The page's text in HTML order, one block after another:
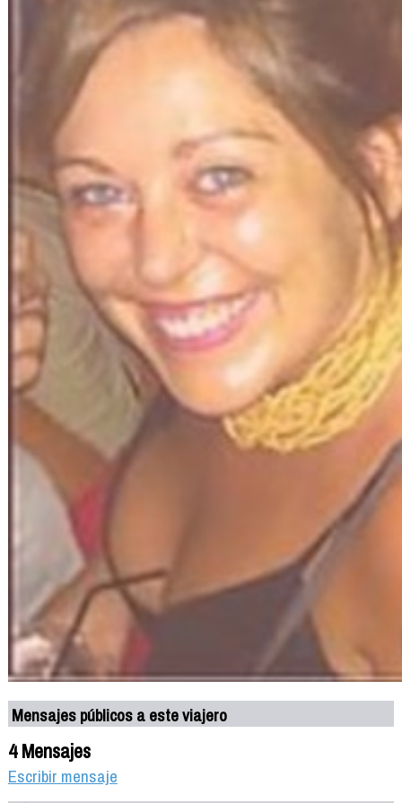
Mensajes públicos a este viajero
4 Mensajes
Escribir mensaje